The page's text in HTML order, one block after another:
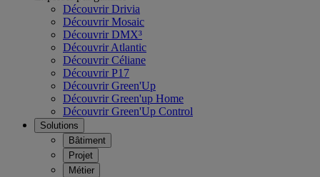
Découvrir Drivia
Découvrir Mosaic
Découvrir DMX³
Découvrir Atlantic
Découvrir Céliane
Découvrir P17
Découvrir Green'Up
Découvrir Green'up Home
Découvrir Green'Up Control
Solutions
Bâtiment
Projet
Métier